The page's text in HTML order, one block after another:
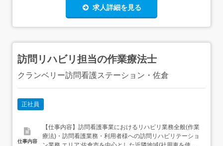
求人詳細を見る
訪問リハビリ担当の作業療法士
クランベリー訪問看護ステーション・佐倉
正社員
仕事内容
【仕事内容】訪問看護事業におけるリハビリ業務全般(作業
療法)・訪問看護業務・利用者様への訪問リハビリテーショ